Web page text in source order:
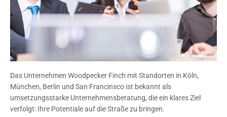
Das Unternehmen Woodpecker Finch mit Standorten in Köln,
München, Berlin und San Francinsco ist bekannt als
umsetzungsstarke Unternehmensberatung, die ein klares Ziel
verfolgt: Ihre Potentiale auf die Straße zu bringen.